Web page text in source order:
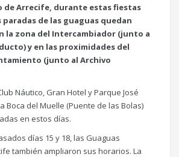
Arrecife, durante estas fiestas
paradas de las guaguas quedan
la zona del Intercambiador (junto a
y en las proximidades del
(junto al Archivo
Náutico, Gran Hotel y Parque José
Boca del Muelle (Puente de las Bolas)
en estos días.
días 15 y 18, las Guaguas
también ampliaron sus horarios. La